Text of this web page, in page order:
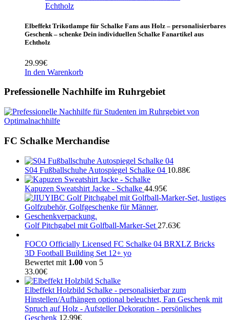
Elbeffekt Trikotlampe für Schalke Fans aus Holz – personalisierbares
Geschenk – schenke Dein individuellen Schalke Fanartikel aus
Echtholz
29.99€
In den Warenkorb
Prefessionelle Nachhilfe im Ruhrgebiet
FC Schalke Merchandise
S04 Fußballschuhe Autospiegel Schalke 04 10.88€
Kapuzen Sweatshirt Jacke - Schalke 44.95€
Golf Pitchgabel mit Golfball-Marker-Set 27.63€
FOCO Officially Licensed FC Schalke 04 BRXLZ Bricks
3D Football Building Set 12+ yo
Bewertet mit 1.00 von 5
33.00€
Elbeffekt Holzbild Schalke - personalisierbar zum
Hinstellen/Aufhängen optional beleuchtet, Fan Geschenk mit
Spruch auf Holz - Aufsteller Dekoration - persönliches
Geschenk 12.99€